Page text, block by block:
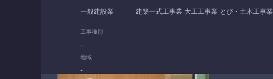
一般建設業 建築一式工事業 大工工事業 とび・土木工事業
工事種別
-
地域
-